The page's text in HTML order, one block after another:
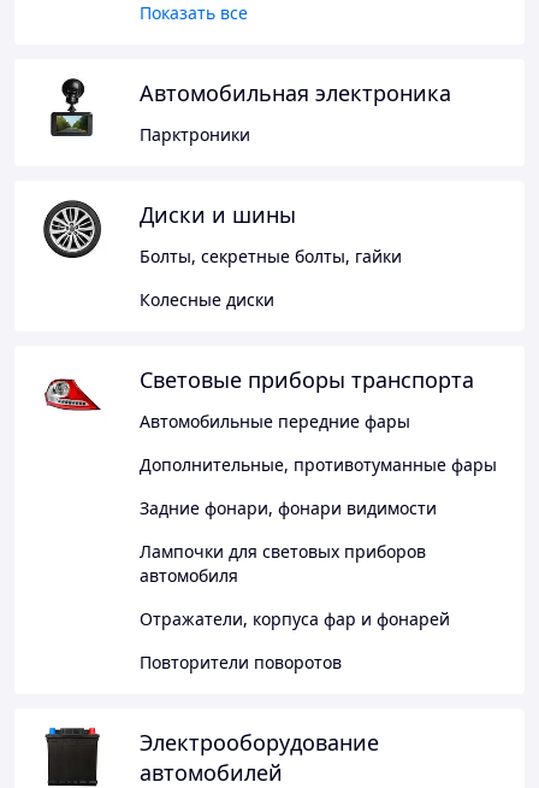
Показать все
Автомобильная электроника
Парктроники
Диски и шины
Болты, секретные болты, гайки
Колесные диски
Световые приборы транспорта
Автомобильные передние фары
Дополнительные, противотуманные фары
Задние фонари, фонари видимости
Лампочки для световых приборов
автомобиля
Отражатели, корпуса фар и фонарей
Повторители поворотов
Электрооборудование
автомобилей